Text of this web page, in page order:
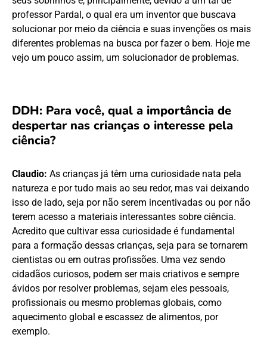
professor Pardal, o qual era um inventor que buscava
solucionar por meio da ciência e suas invenções os mais
diferentes problemas na busca por fazer o bem. Hoje me
vejo um pouco assim, um solucionador de problemas.
DDH: Para você, qual a importância de
despertar nas crianças o interesse pela
ciência?
Claudio: As crianças já têm uma curiosidade nata pela
natureza e por tudo mais ao seu redor, mas vai deixando
isso de lado, seja por não serem incentivadas ou por não
terem acesso a materiais interessantes sobre ciência.
Acredito que cultivar essa curiosidade é fundamental
para a formação dessas crianças, seja para se tornarem
cientistas ou em outras profissões. Uma vez sendo
cidadãos curiosos, podem ser mais criativos e sempre
ávidos por resolver problemas, sejam eles pessoais,
profissionais ou mesmo problemas globais, como
aquecimento global e escassez de alimentos, por
exemplo.